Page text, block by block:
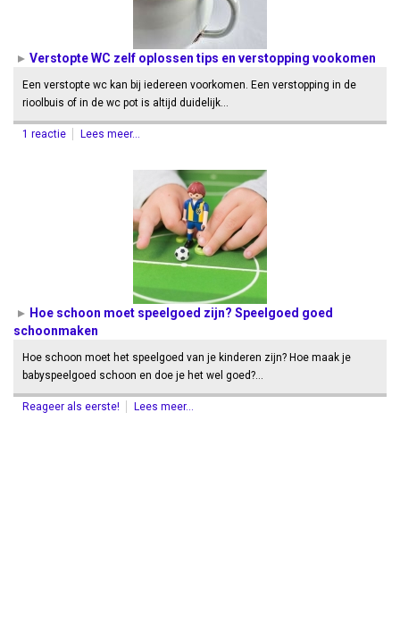
Verstopte WC zelf oplossen tips en verstopping vookomen
Een verstopte wc kan bij iedereen voorkomen. Een verstopping in de
rioolbuis of in de wc pot is altijd duidelijk…
1 reactie Lees meer...
Hoe schoon moet speelgoed zijn? Speelgoed goed
schoonmaken
Hoe schoon moet het speelgoed van je kinderen zijn? Hoe maak je
babyspeelgoed schoon en doe je het wel goed?…
Reageer als eerste! Lees meer...